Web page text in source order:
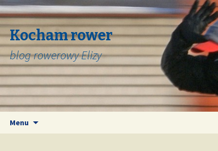
Kocham rower
blog rowerowy Elizy
Menu